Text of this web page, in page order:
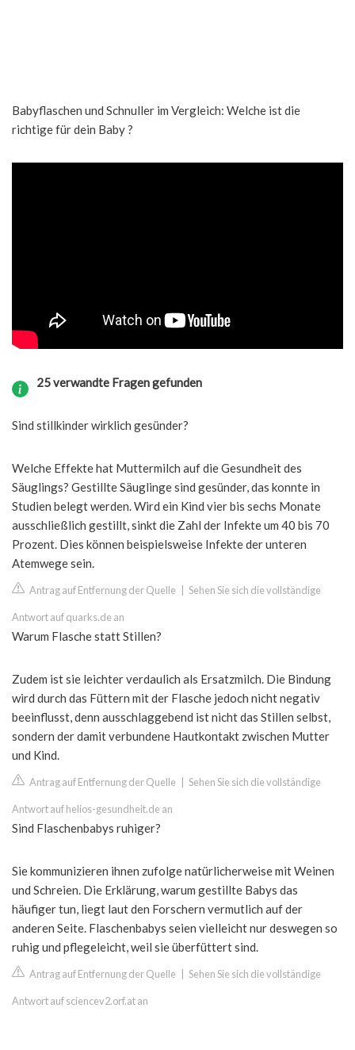
Babyflaschen und Schnuller im Vergleich: Welche ist die
richtige für dein Baby ?
25 verwandte Fragen gefunden
Sind stillkinder wirklich gesünder?
Welche Effekte hat Muttermilch auf die Gesundheit des
Säuglings? Gestillte Säuglinge sind gesünder, das konnte in
Studien belegt werden. Wird ein Kind vier bis sechs Monate
ausschließlich gestillt, sinkt die Zahl der Infekte um 40 bis 70
Prozent. Dies können beispielsweise Infekte der unteren
Atemwege sein.
Antrag auf Entfernung der Quelle Sehen Sie sich die vollständige
Antwort auf quarks.de an
Warum Flasche statt Stillen?
Zudem ist sie leichter verdaulich als Ersatzmilch. Die Bindung
wird durch das Füttern mit der Flasche jedoch nicht negativ
beeinflusst, denn ausschlaggebend ist nicht das Stillen selbst,
sondern der damit verbundene Hautkontakt zwischen Mutter
und Kind.
Antrag auf Entfernung der Quelle Sehen Sie sich die vollständige
Antwort auf helios-gesundheit.de an
Sind Flaschenbabys ruhiger?
Sie kommunizieren ihnen zufolge natürlicherweise mit Weinen
und Schreien. Die Erklärung, warum gestillte Babys das
häufiger tun, liegt laut den Forschern vermutlich auf der
anderen Seite. Flaschenbabys seien vielleicht nur deswegen so
ruhig und pflegeleicht, weil sie überfüttert sind.
Antrag auf Entfernung der Quelle Sehen Sie sich die vollständige
Antwort auf sciencev2.orf.at an